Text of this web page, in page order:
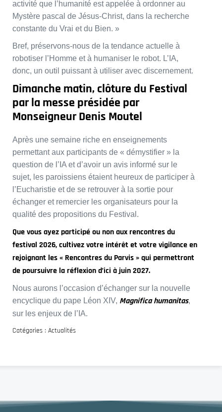
activité que l’humanité est appelée à ordonner au
Mystère pascal de Jésus-Christ, dans la recherche
constante du Vrai et du Bien. »
Bref, préservons-nous de la tendance actuelle à
robotiser l’Homme et à humaniser le robot. L’IA,
donc, un outil puissant à utiliser avec discernement.
Dimanche matin, clôture du Festival
par la messe présidée par
Monseigneur Denis Moutel
Après une semaine riche en enseignements
permettant aux participants de « démystifier » la
question de l’IA et d’avoir un avis informé sur le
sujet, les paroissiens étaient heureux de participer à
l’Eucharistie et de se retrouver à la sortie pour
échanger et remercier les organisateurs pour la
qualité des propositions du Festival.
Que vous ayez participé ou non aux rencontres du
festival 2026, cultivez votre intérêt et votre vigilance en
rejoignant les « Rencontres du Parvis » qui permettront
de poursuivre la réflexion d’ici à juin 2027.
Nous aurons l’occasion d’échanger sur la nouvelle
encyclique du pape Léon XIV, Magnifica humanitas,
sur les enjeux de l’IA.
Catégories : Actualités